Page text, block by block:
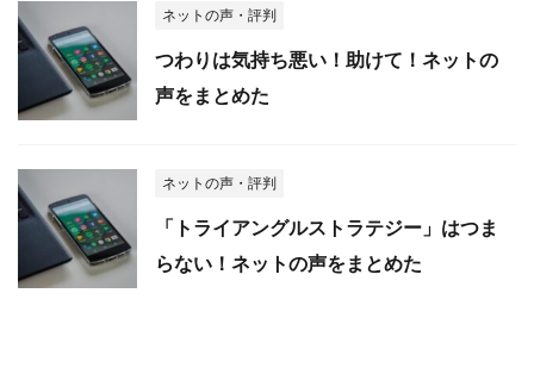
ネットの声・評判
つわりは気持ち悪い！助けて！ネットの
声をまとめた
ネットの声・評判
「トライアングルストラテジー」はつま
らない！ネットの声をまとめた